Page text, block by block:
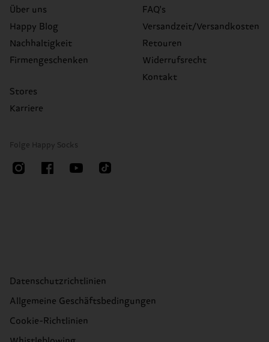
Über uns
Happy Blog
Nachhaltigkeit
Firmengeschenken
Stores
Karriere
FAQ's
Versandzeit/Versandkosten
Retouren
Widerrufsrecht
Kontakt
Folge Happy Socks
Datenschutzrichtlinien
Allgemeine Geschäftsbedingungen
Cookie-Richtlinien